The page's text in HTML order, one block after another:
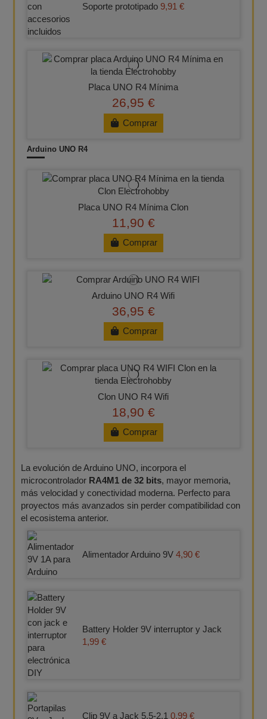
Soporte prototipado 9,91 €
Placa UNO R4 Mínima
26,95 €
Comprar
Arduino UNO R4
Placa UNO R4 Mínima Clon
11,90 €
Comprar
Arduino UNO R4 Wifi
36,95 €
Comprar
Clon UNO R4 Wifi
18,90 €
Comprar
La evolución de Arduino UNO, incorpora el
microcontrolador RA4M1 de 32 bits, mayor memoria,
más velocidad y conectividad moderna. Perfecto para
proyectos más avanzados sin perder compatibilidad con
el ecosistema anterior.
Alimentador Arduino 9V 4,90 €
Battery Holder 9V interruptor y Jack
1,99 €
Clip 9V a Jack 5,5-2,1 0,99 €